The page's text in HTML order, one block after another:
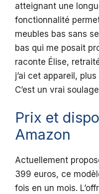
atteignant une
fonctionnalité
meubles bas sans
bas qui me posait
raconte Élise,
j’ai cet appareil,
C’est un vrai
Prix et
Amazon
Actuellement
399 euros, ce
fois en un mois.